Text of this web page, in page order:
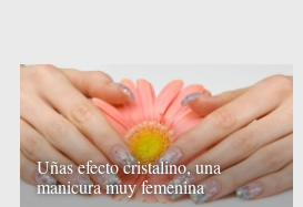
Uñas efecto cristalino, una
manicura muy femenina